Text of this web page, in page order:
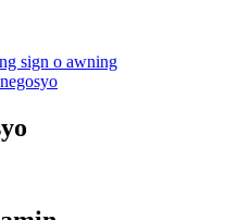
sign o awning